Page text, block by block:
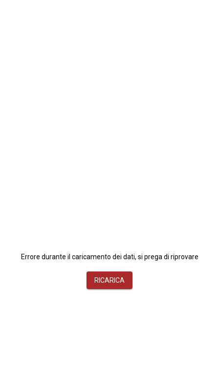
Errore durante il caricamento dei dati, si prega di riprovare
RICARICA